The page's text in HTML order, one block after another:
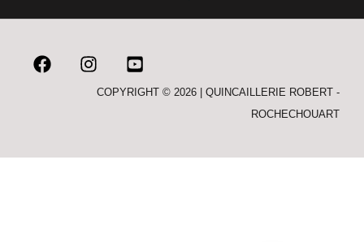
COPYRIGHT © 2026 | QUINCAILLERIE ROBERT -
ROCHECHOUART